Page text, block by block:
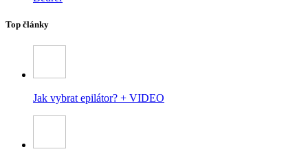
Top články
Jak vybrat epilátor? + VIDEO